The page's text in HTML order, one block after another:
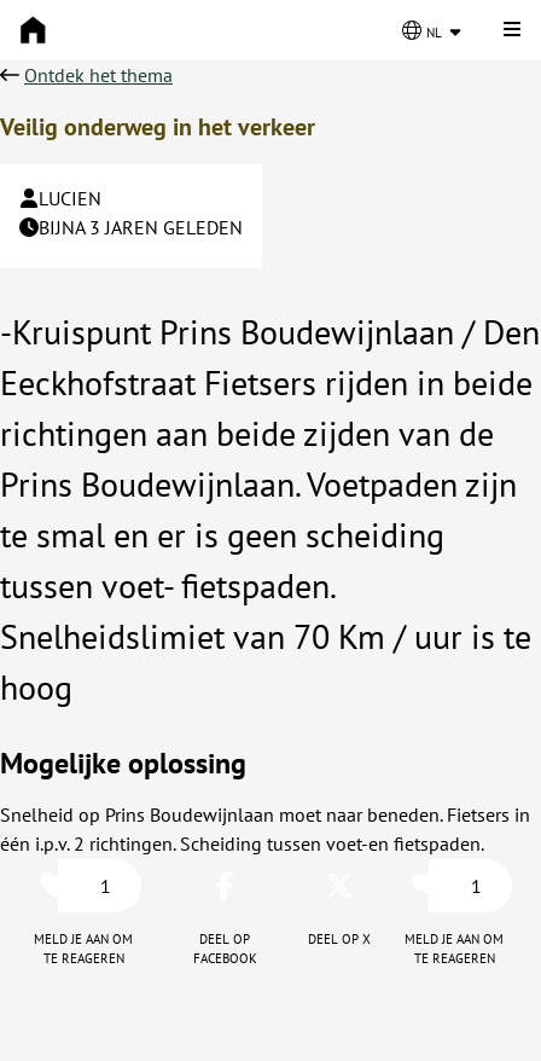
nl
Ontdek het thema
Veilig onderweg in het verkeer
LUCIEN
BIJNA 3 JAREN GELEDEN
-Kruispunt Prins Boudewijnlaan / Den
Eeckhofstraat Fietsers rijden in beide
richtingen aan beide zijden van de
Prins Boudewijnlaan. Voetpaden zijn
te smal en er is geen scheiding
tussen voet- fietspaden.
Snelheidslimiet van 70 Km / uur is te
hoog
Mogelijke oplossing
Snelheid op Prins Boudewijnlaan moet naar beneden. Fietsers in
één i.p.v. 2 richtingen. Scheiding tussen voet-en fietspaden.
1
Meld je aan om
te reageren
Deel op
facebook
Deel op X
1
Meld je aan om
te reageren